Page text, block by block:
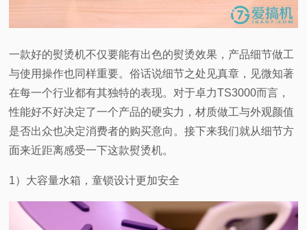
一款好的熨烫机不仅要能有出色的熨烫效果，产品细节做工
与使用操作也同样重要。俗话说细节之处见真章，见微知著
在每一个行业都有其独特的表现。对于卓力TS3000而言，
性能好不好决定了一个产品的硬实力，材质做工与外观颜值
是否出众也决定消费者的购买意向。接下来我们就从细节方
面来近距离感受一下这款熨烫机。
1）大容量水箱，童锁设计更加安全